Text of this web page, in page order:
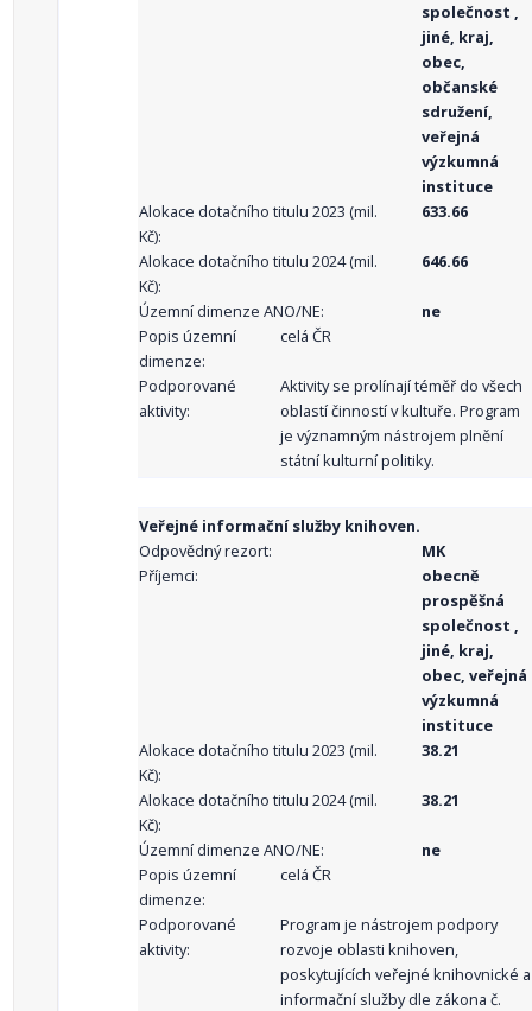
společnost ,
jiné, kraj,
obec,
občanské
sdružení,
veřejná
výzkumná
instituce
Alokace dotačního titulu 2023 (mil.
Kč):
633.66
Alokace dotačního titulu 2024 (mil.
Kč):
646.66
Územní dimenze ANO/NE:
ne
Popis územní
dimenze:
celá ČR
Podporované
aktivity:
Aktivity se prolínají téměř do všech
oblastí činností v kultuře. Program
je významným nástrojem plnění
státní kulturní politiky.
Veřejné informační služby knihoven.
Odpovědný rezort:
MK
Příjemci:
obecně
prospěšná
společnost ,
jiné, kraj,
obec, veřejná
výzkumná
instituce
Alokace dotačního titulu 2023 (mil.
Kč):
38.21
Alokace dotačního titulu 2024 (mil.
Kč):
38.21
Územní dimenze ANO/NE:
ne
Popis územní
dimenze:
celá ČR
Podporované
aktivity:
Program je nástrojem podpory
rozvoje oblasti knihoven,
poskytujících veřejné knihovnické a
informační služby dle zákona č.